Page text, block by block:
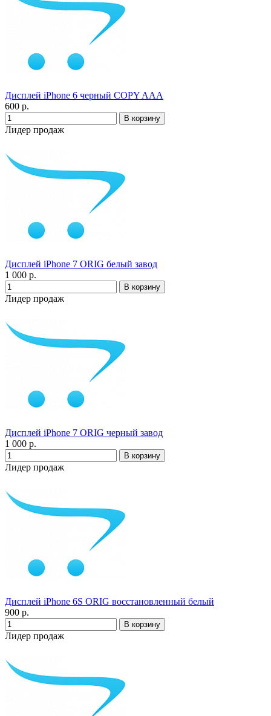
Дисплей iPhone 6 черный COPY AAA
600 р.
Лидер продаж
Дисплей iPhone 7 ORIG белый завод
1 000 р.
Лидер продаж
Дисплей iPhone 7 ORIG черный завод
1 000 р.
Лидер продаж
Дисплей iPhone 6S ORIG восстановленный белый
900 р.
Лидер продаж